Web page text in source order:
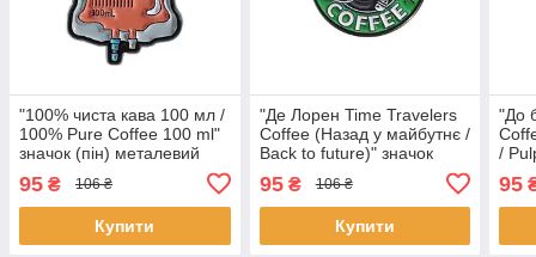
"100% чиста кава 100 мл /
100% Pure Coffee 100 ml"
значок (пін) металевий
95 ₴ 106 ₴
Купити
"Де Лорен Time Travelers
Coffee (Назад у майбутнє /
Back to future)" значок
95₴ 106 ₴
Купити
"До
/
95